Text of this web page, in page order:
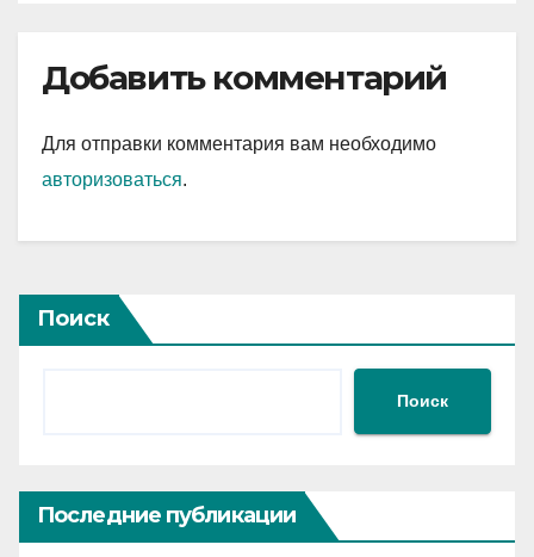
Добавить комментарий
Для отправки комментария вам необходимо
авторизоваться.
Поиск
Поиск
Последние публикации